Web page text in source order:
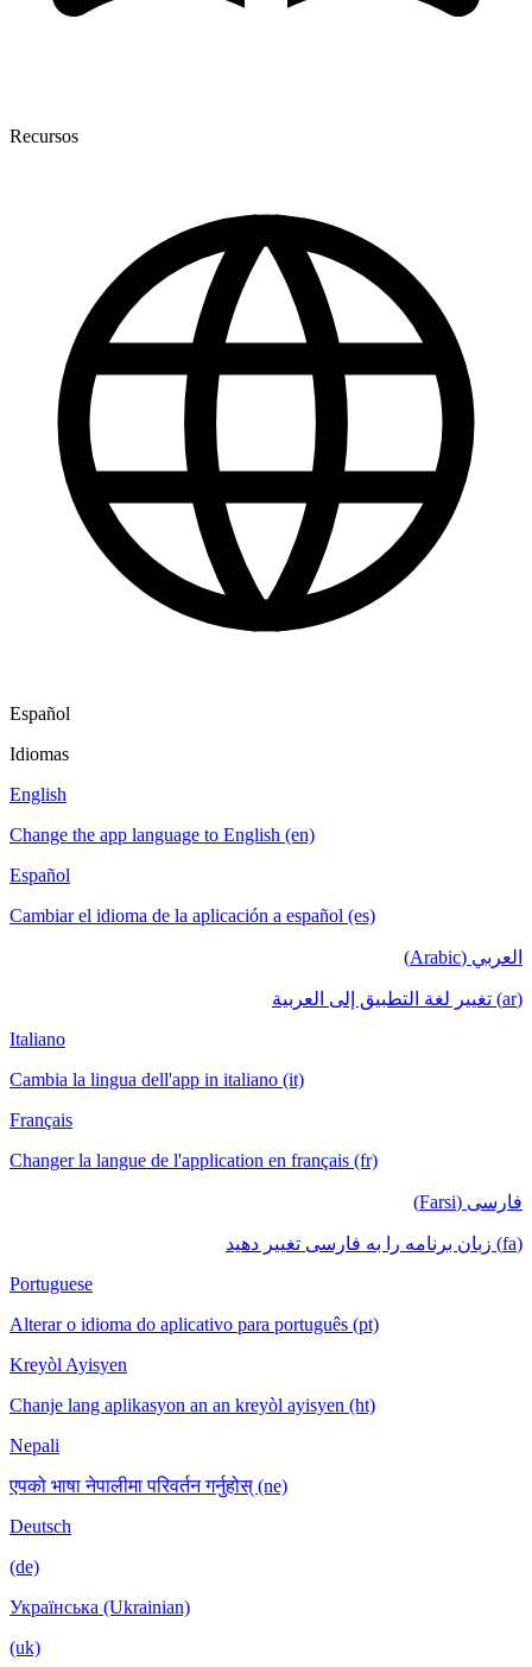
Recursos
Español
Idiomas
English
Change the app language to English (en)
Español
Cambiar el idioma de la aplicación a español (es)
العربي (Arabic)
(ar) تغيير لغة التطبيق إلى العربية
Italiano
Cambia la lingua dell'app in italiano (it)
Français
Changer la langue de l'application en français (fr)
فارسی (Farsi)
(fa) زبان برنامه را به فارسی تغییر دهید
Portuguese
Alterar o idioma do aplicativo para português (pt)
Kreyòl Ayisyen
Chanje lang aplikasyon an an kreyòl ayisyen (ht)
Nepali
एपको भाषा नेपालीमा परिवर्तन गर्नुहोस् (ne)
Deutsch
(de)
Українська (Ukrainian)
(uk)